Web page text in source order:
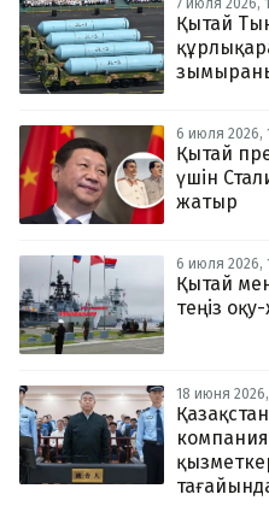
7 июля 2026,
Қытай
6 июля 2026,
Қытай
үшін
жатыр
6 июля 2026,
Қытай
теңіз
18 июня 2026,